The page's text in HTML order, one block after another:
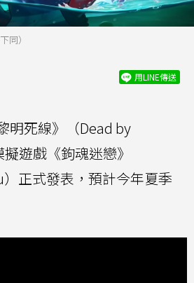
同）
用LINE傳送
明死線》（Dead by
遊戲《鉤魂迷戀》
）正式發表，預計今年夏季